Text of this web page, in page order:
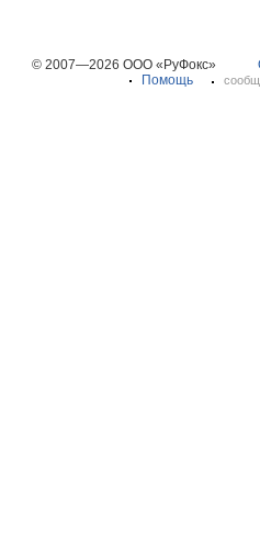
© 2007—2026 ООО «РуФокс»
Помощь